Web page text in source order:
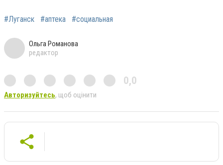
#Луганск #аптека #социальная
Ольга Романова
редактор
0,0
Авторизуйтесь, щоб оцінити